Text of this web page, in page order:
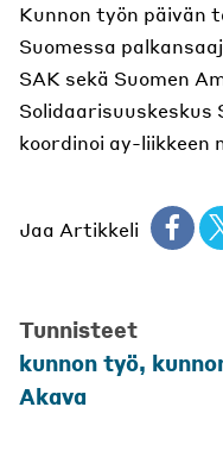
Kunnon työn
Suomessa
SAK sekä Suomen
Solidaarisuuskeskus
koordinoi ay-liikkeen
Jaa Artikkeli
Tunnisteet
kunnon työ,
Akava